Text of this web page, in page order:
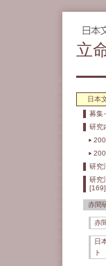
立
日本
募集
研究
研究
研究
[169]
赤間
赤
日
ト